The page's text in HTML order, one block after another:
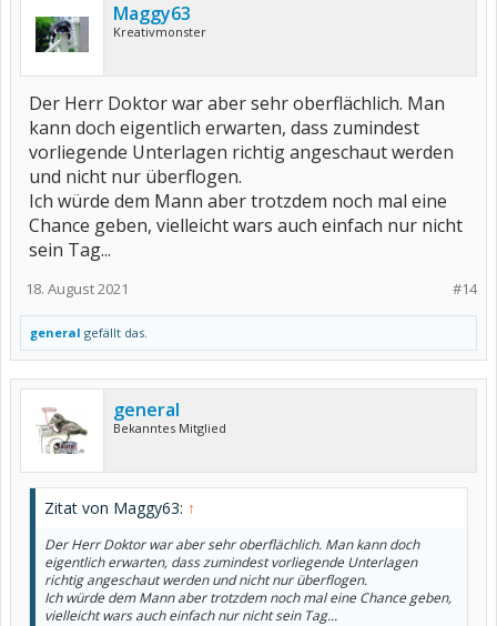
Maggy63
Kreativmonster
Der Herr Doktor war aber sehr oberflächlich. Man
kann doch eigentlich erwarten, dass zumindest
vorliegende Unterlagen richtig angeschaut werden
und nicht nur überflogen.
Ich würde dem Mann aber trotzdem noch mal eine
Chance geben, vielleicht wars auch einfach nur nicht
sein Tag...
#14
18. August 2021
general gefällt das.
general
Bekanntes Mitglied
Zitat von Maggy63: ↑
Der Herr Doktor war aber sehr oberflächlich. Man kann doch
eigentlich erwarten, dass zumindest vorliegende Unterlagen
richtig angeschaut werden und nicht nur überflogen.
Ich würde dem Mann aber trotzdem noch mal eine Chance geben,
vielleicht wars auch einfach nur nicht sein Tag...